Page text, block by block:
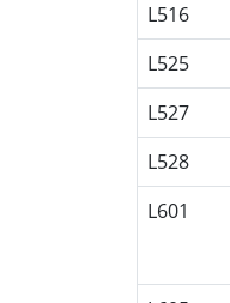
L516
L525
L527
L528
L601